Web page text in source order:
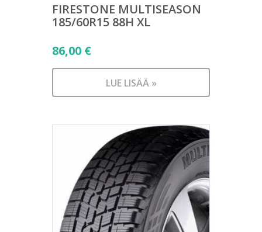
FIRESTONE MULTISEASON
185/60R15 88H XL
86,00 €
LUE LISÄÄ »